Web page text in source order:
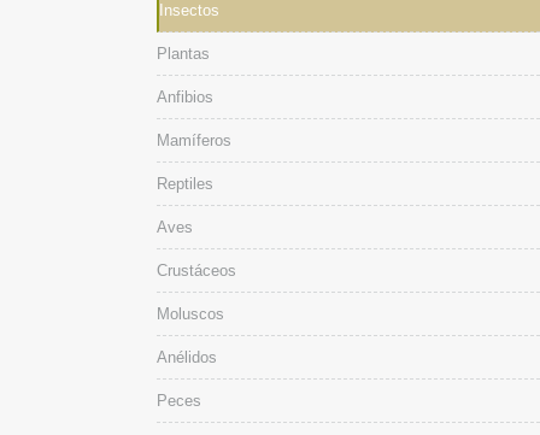
Insectos
Plantas
Anfibios
Mamíferos
Reptiles
Aves
Crustáceos
Moluscos
Anélidos
Peces